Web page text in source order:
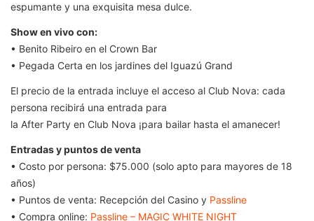
espumante y una exquisita mesa dulce.
Show en vivo con:
• Benito Ribeiro en el Crown Bar
• Pegada Certa en los jardines del Iguazú Grand
El precio de la entrada incluye el acceso al Club Nova: cada
persona recibirá una entrada para
la After Party en Club Nova ¡para bailar hasta el amanecer!
Entradas y puntos de venta
• Costo por persona: $75.000 (solo apto para mayores de 18
años)
• Puntos de venta: Recepción del Casino y Passline
• Compra online: Passline – MAGIC WHITE NIGHT